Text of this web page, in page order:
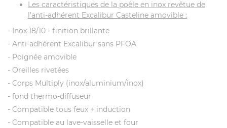
Les caractéristiques de la poêle en inox revêtue de
l’anti-adhérent Excalibur Casteline amovible :
- Inox 18/10 - finition brillante
- Anti-adhérent Excalibur sans PFOA
- Poignée amovible
- Oreilles rivetées
- Corps Multiply (inox/aluminium/inox)
- fond thermo-diffuseur
- Compatible tous feux + induction
- Compatible au lave-vaisselle et four